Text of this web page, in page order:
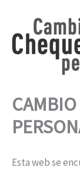
contenido
Esta web se